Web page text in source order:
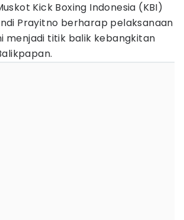
Kick Boxing Indonesia (KBI)
Prayitno berharap pelaksanaan
menjadi titik balik kebangkitan